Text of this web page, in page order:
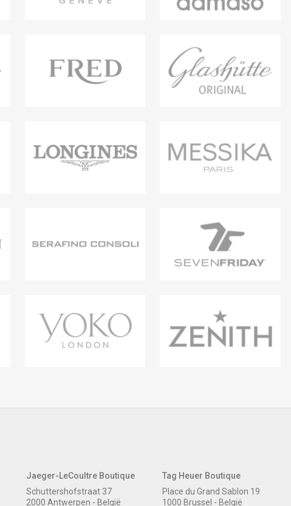
Jaeger-LeCoultre Boutique
Schuttershofstraat 37
2000 Antwerpen - België
Tag Heuer Boutique
Place du Grand Sablon 19
1000 Brussel - België